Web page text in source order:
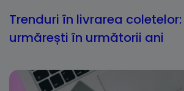
Trenduri în livrarea
urmărești în următorii ani